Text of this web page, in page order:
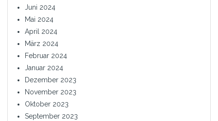
Juni 2024
Mai 2024
April 2024
März 2024
Februar 2024
Januar 2024
Dezember 2023
November 2023
Oktober 2023
September 2023